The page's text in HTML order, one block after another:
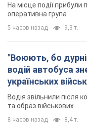
На місце події прибули
оперативна група
5 часов назад 9,3 т.
"Воюють, бо
водій автобуса
українських
Відео
Водія звільнили після
та образ військових
8 часов назад 8,4 т.